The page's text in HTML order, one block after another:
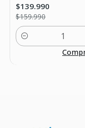
$139.990
$159.990
Cantidad